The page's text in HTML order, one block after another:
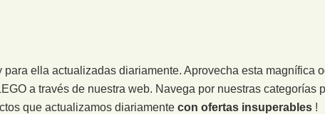
para ella actualizadas diariamente. Aprovecha esta magnífica
a través de nuestra web. Navega por nuestras categorías
que actualizamos diariamente con ofertas insuperables !